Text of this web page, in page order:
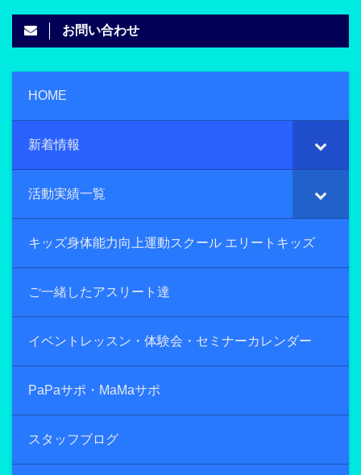
お問い合わせ
HOME
新着情報
活動実績一覧
キッズ身体能力向上運動スクール エリートキッズ
ご一緒したアスリート達
イベントレッスン・体験会・セミナーカレンダー
PaPaサポ・MaMaサポ
スタッフブログ